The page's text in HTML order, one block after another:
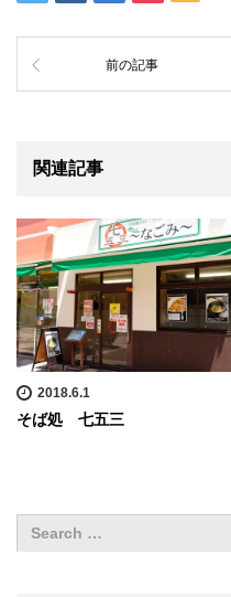
前の記事
関連記事
2018.6.1
そば処 七五三